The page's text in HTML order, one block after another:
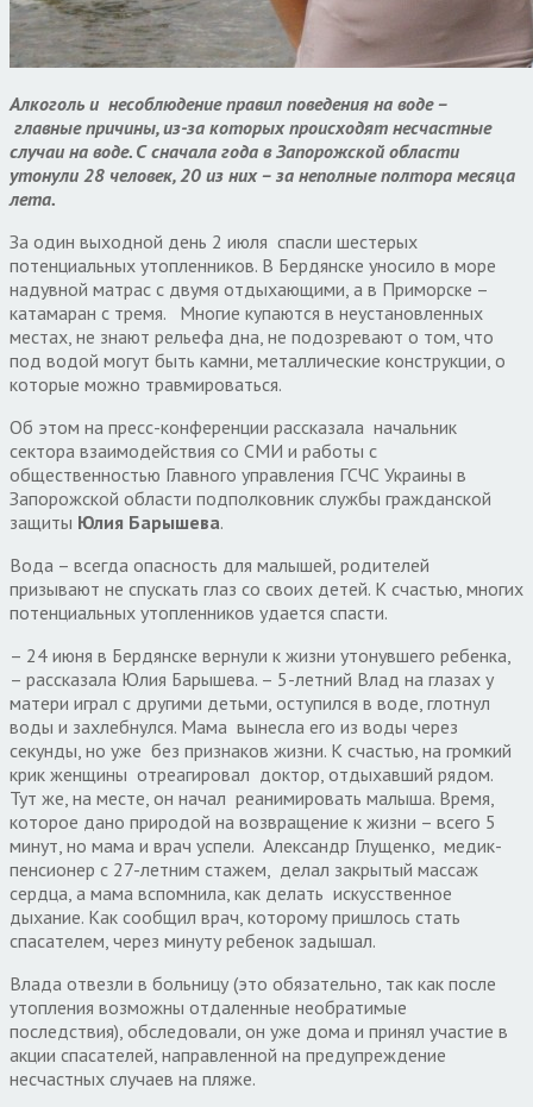
Алкоголь и несоблюдение правил поведения на воде–
главные причины, из-за которых происходят несчастные
случаи на воде. С сначала года в Запорожской области
утонули 28 человек, 20 из них – за неполные полтора месяца
лета.
За один выходной день 2 июля спасли шестерых
потенциальных утопленников. В Бердянске уносило в море
надувной матрас с двумя отдыхающими, а в Приморске –
катамаран с тремя. Многие купаются в неустановленных
местах, не знают рельефа дна, не подозревают о том, что
под водой могут быть камни, металлические конструкции, о
которые можно травмироваться.
Об этом на пресс-конференции рассказала начальник
сектора взаимодействия со СМИ и работы с
общественностью Главного управления ГСЧС Украины в
Запорожской области подполковник службы гражданской
защиты Юлия Барышева.
Вода – всегда опасность для малышей, родителей
призывают не спускать глаз со своих детей. К счастью, многих
потенциальных утопленников удается спасти.
– 24 июня в Бердянске вернули к жизни утонувшего ребенка,
– рассказала Юлия Барышева. – 5-летний Влад на глазах у
матери играл с другими детьми, оступился в воде, глотнул
воды и захлебнулся. Мама вынесла его из воды через
секунды, но уже без признаков жизни. К счастью, на громкий
крик женщины отреагировал доктор, отдыхавший рядом.
Тут же, на месте, он начал реанимировать малыша. Время,
которое дано природой на возвращение к жизни – всего 5
минут, но мама и врач успели. Александр Глущенко, медик-
пенсионер с 27-летним стажем, делал закрытый массаж
сердца, а мама вспомнила, как делать искусственное
дыхание. Как сообщил врач, которому пришлось стать
спасателем, через минуту ребенок задышал.
Влада отвезли в больницу (это обязательно, так как после
утопления возможны отдаленные необратимые
последствия), обследовали, он уже дома и принял участие в
акции спасателей, направленной на предупреждение
несчастных случаев на пляже.